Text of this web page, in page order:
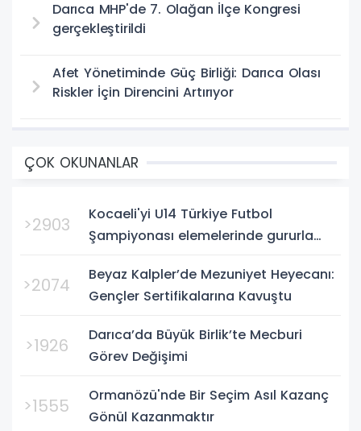
Darıca MHP'de 7. Olağan İlçe Kongresi
gerçekleştirildi
Afet Yönetiminde Güç Birliği: Darıca Olası
Riskler İçin Direncini Artırıyor
ÇOK OKUNANLAR
>2903
Kocaeli'yi U14 Türkiye Futbol
Şampiyonası elemelerinde gururla
Bursa'da oynanan yarı final...
>2074
Beyaz Kalpler’de Mezuniyet Heyecanı:
Gençler Sertifikalarına Kavuştu
>1926
Darıca’da Büyük Birlik’te Mecburi
Görev Değişimi
>1555
Ormanözü'nde Bir Seçim Asıl Kazanç
Gönül Kazanmaktır